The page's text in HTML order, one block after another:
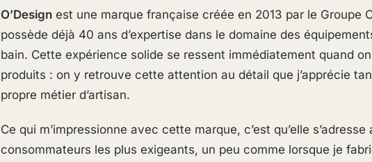
O’Design est une marque française créée en 2013 par le Groupe
possède déjà 40 ans d’expertise dans le domaine des
bain. Cette expérience solide se ressent immédiatement quand
produits : on y retrouve cette attention au détail que j’apprécie
propre métier d’artisan.
Ce qui m’impressionne avec cette marque, c’est qu’elle s’adresse
consommateurs les plus exigeants, un peu comme lorsque je